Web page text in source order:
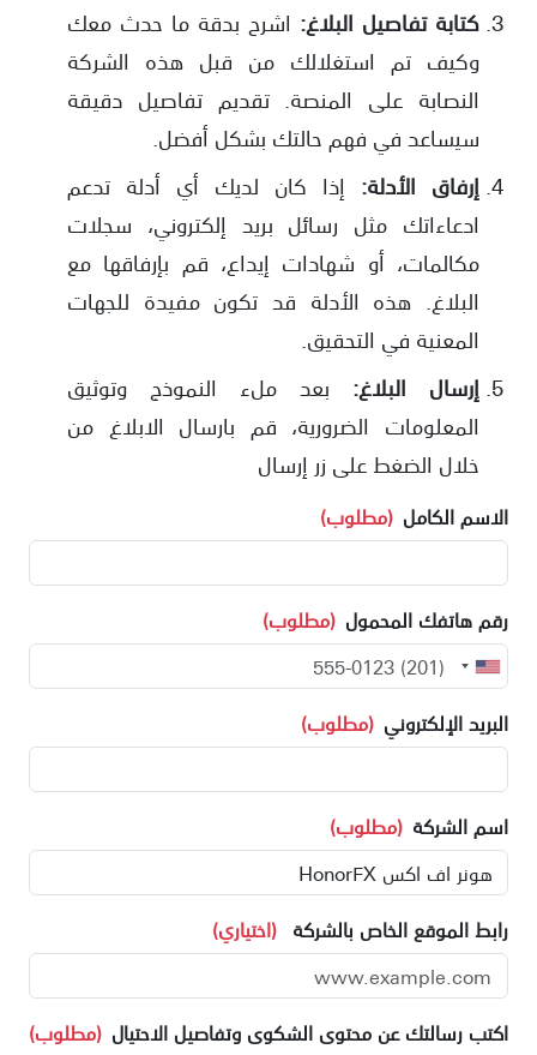
كتابة تفاصيل البلاغ: اشرح بدقة ما حدث معك
وكيف تم استغلالك من قبل هذه الشركة
النصابة على المنصة. تقديم تفاصيل دقيقة
سيساعد في فهم حالتك بشكل أفضل.
إرفاق الأدلة: إذا كان لديك أي أدلة تدعم
ادعاءاتك مثل رسائل بريد إلكتروني، سجلات
مكالمات، أو شهادات إيداع، قم بإرفاقها مع
البلاغ. هذه الأدلة قد تكون مفيدة للجهات
المعنية في التحقيق.
إرسال البلاغ: بعد ملء النموذج وتوثيق
المعلومات الضرورية، قم بارسال الابلاغ من
خلال الضغط على زر إرسال
الاسم الكامل (مطلوب)
رقم هاتفك المحمول (مطلوب)
البريد الإلكتروني (مطلوب)
اسم الشركة (مطلوب)
رابط الموقع الخاص بالشركة (اختياري)
اكتب رسالتك عن محتوى الشكوى وتفاصيل الاحتيال (مطلوب)